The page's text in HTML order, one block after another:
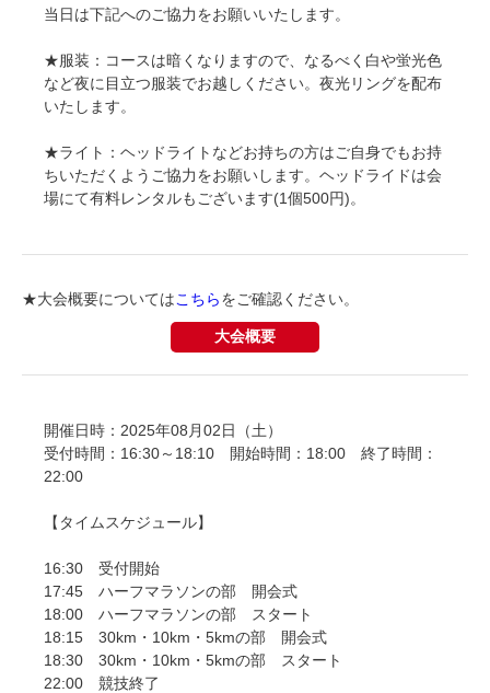
当日は下記へのご協力をお願いいたします。
★服装：コースは暗くなりますので、なるべく白や蛍光色
など夜に目立つ服装でお越しください。夜光リングを配布
いたします。
★ライト：ヘッドライトなどお持ちの方はご自身でもお持
ちいただくようご協力をお願いします。ヘッドライドは会
場にて有料レンタルもございます(1個500円)。
★大会概要についてはこちらをご確認ください。
大会概要
開催日時：2025年08月02日（土）
受付時間：16:30～18:10 開始時間：18:00 終了時間：
22:00
【タイムスケジュール】
16:30 受付開始
17:45 ハーフマラソンの部 開会式
18:00 ハーフマラソンの部 スタート
18:15 30km・10km・5kmの部 開会式
18:30 30km・10km・5kmの部 スタート
22:00 競技終了